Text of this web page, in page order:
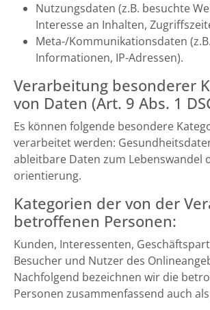
Nutzungsdaten (z.B. besuchte
Interesse an Inhalten,
Meta-/Kommunikationsdaten
Informationen, IP-Adressen).
Verarbeitung besonderer
von Daten (Art. 9 Abs. 1
Es können folgende besondere
verarbeitet werden:
ableitbare Daten zum Lebenswandel
orientierung.
Kategorien der von der
betroffenen Personen:
Kunden, Interessenten,
Besucher und Nutzer des
Nachfolgend bezeichnen wir die
Personen zusammenfassend auch als